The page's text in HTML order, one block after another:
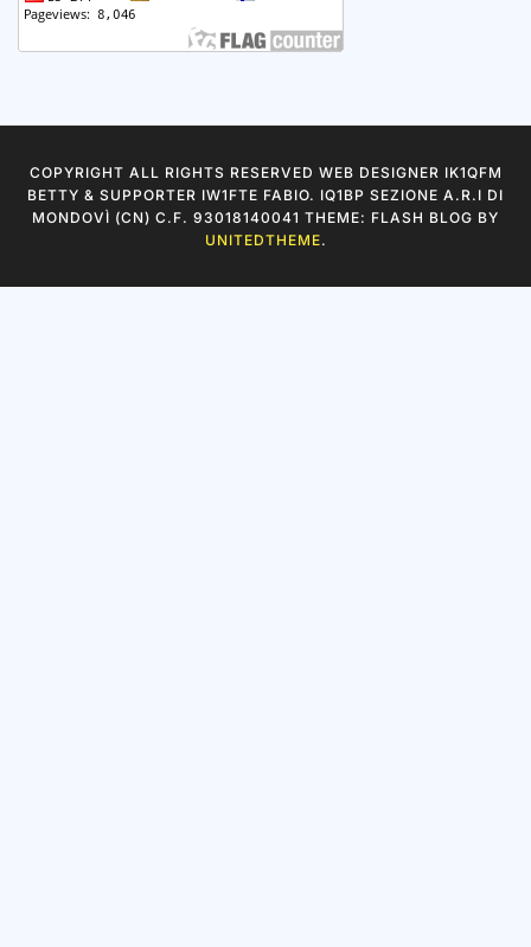
COPYRIGHT ALL RIGHTS RESERVED WEB DESIGNER IK1QFM
BETTY & SUPPORTER IW1FTE FABIO. IQ1BP SEZIONE A.R.I DI
MONDOVÌ (CN) C.F. 93018140041 THEME: FLASH BLOG BY
UNITEDTHEME.